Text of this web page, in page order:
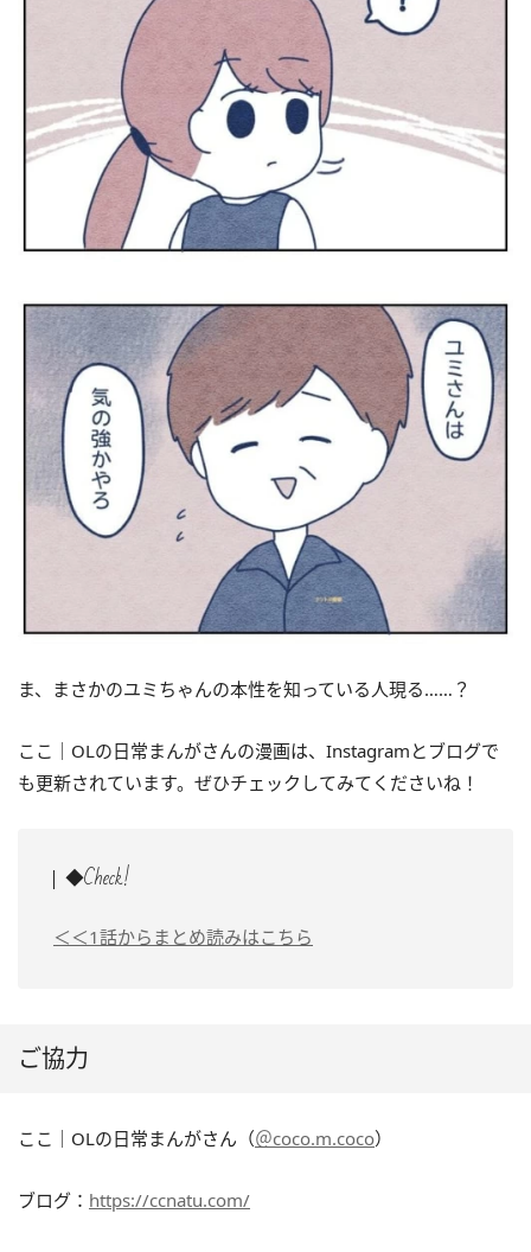
ま、まさかのユミちゃんの本性を知っている人現る……？
ここ｜OLの日常まんがさんの漫画は、Instagramとブログで
も更新されています。ぜひチェックしてみてくださいね！
◆Check!
＜＜1話からまとめ読みはこちら
ご協力
ここ｜OLの日常まんがさん（＠coco.m.coco）
ブログ： https://ccnatu.com/